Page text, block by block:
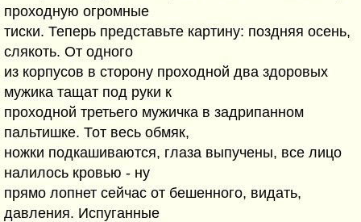
проходную огромные
тиски. Теперь представьте картину: поздняя осень,
слякоть. От одного
из корпусов в сторону проходной два здоровых
мужика тащат под руки к
проходной третьего мужичка в задрипанном
пальтишке. Тот весь обмяк,
ножки подкашиваются, глаза выпучены, все лицо
налилось кровью - ну
прямо лопнет сейчас от бешенного, видать,
давления. Испуганные